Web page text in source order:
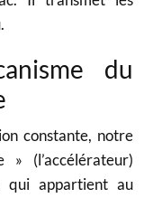
du
constante, notre
» (l’accélérateur)
qui appartient au